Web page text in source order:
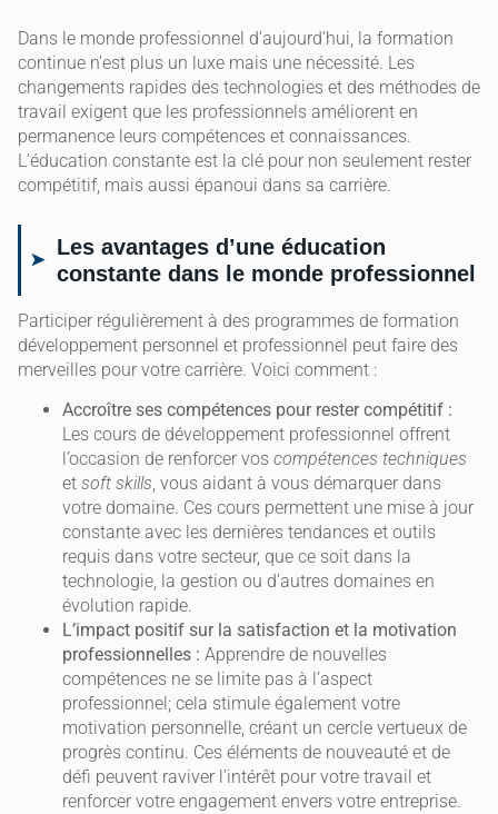
Dans le monde professionnel d’aujourd’hui, la formation
continue n’est plus un luxe mais une nécessité. Les
changements rapides des technologies et des méthodes de
travail exigent que les professionnels améliorent en
permanence leurs compétences et connaissances.
L’éducation constante est la clé pour non seulement rester
compétitif, mais aussi épanoui dans sa carrière.
Les avantages d’une éducation
constante dans le monde professionnel
Participer régulièrement à des programmes de formation
développement personnel et professionnel peut faire des
merveilles pour votre carrière. Voici comment :
Accroître ses compétences pour rester compétitif :
Les cours de développement professionnel offrent
l’occasion de renforcer vos compétences techniques
et soft skills, vous aidant à vous démarquer dans
votre domaine. Ces cours permettent une mise à jour
constante avec les dernières tendances et outils
requis dans votre secteur, que ce soit dans la
technologie, la gestion ou d’autres domaines en
évolution rapide.
L’impact positif sur la satisfaction et la motivation
professionnelles : Apprendre de nouvelles
compétences ne se limite pas à l’aspect
professionnel; cela stimule également votre
motivation personnelle, créant un cercle vertueux de
progrès continu. Ces éléments de nouveauté et de
défi peuvent raviver l’intérêt pour votre travail et
renforcer votre engagement envers votre entreprise.